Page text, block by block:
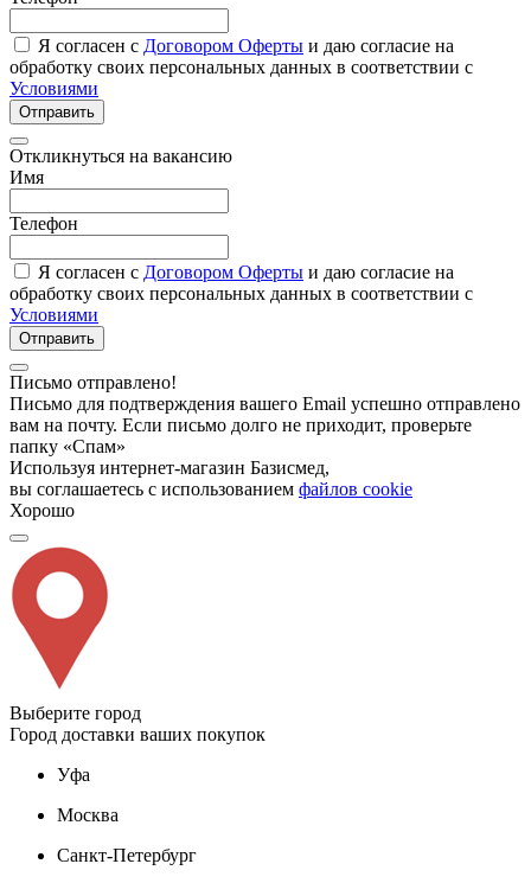
Я согласен с Договором Оферты и даю согласие на
обработку своих персональных данных в соответствии с
Условиями
Отправить
Откликнуться на вакансию
Имя
Телефон
Я согласен с Договором Оферты и даю согласие на
обработку своих персональных данных в соответствии с
Условиями
Отправить
Письмо отправлено!
Письмо для подтверждения вашего Email успешно отправлено
вам на почту. Если письмо долго не приходит, проверьте
папку «Спам»
Используя интернет-магазин Базисмед,
вы соглашаетесь с использованием файлов cookie
Хорошо
Выберите город
Город доставки ваших покупок
Уфа
Москва
Санкт-Петербург